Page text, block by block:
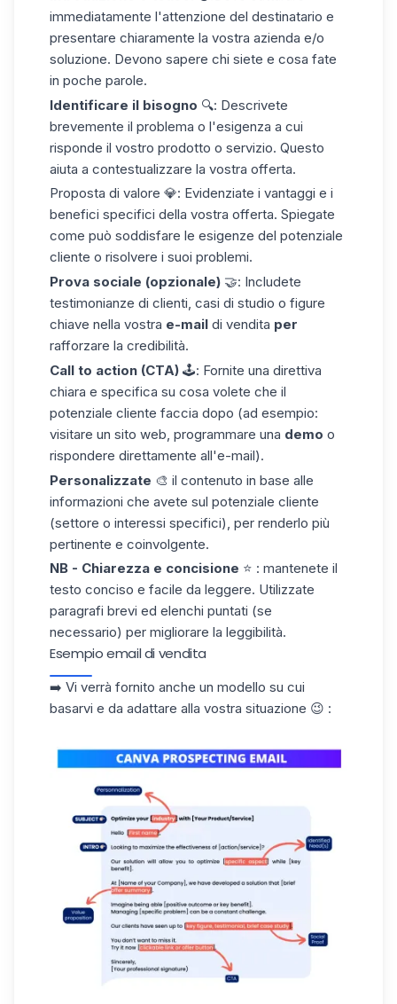
immediatamente l'attenzione del destinatario e
presentare chiaramente la vostra azienda e/o
soluzione. Devono sapere chi siete e cosa fate
in poche parole.
Identificare il bisogno 🔍: Descrivete
brevemente il problema o l'esigenza a cui
risponde il vostro prodotto o servizio. Questo
aiuta a contestualizzare la vostra offerta.
Proposta di valore 💎: Evidenziate i vantaggi e i
benefici specifici della vostra offerta. Spiegate
come può soddisfare le esigenze del potenziale
cliente o risolvere i suoi problemi.
Prova sociale (opzionale) 🤝: Includete
testimonianze di clienti, casi di studio o figure
chiave nella vostra e-mail di vendita per
rafforzare la credibilità.
Call to action (CTA) 🕹️: Fornite una direttiva
chiara e specifica su cosa volete che il
potenziale cliente faccia dopo (ad esempio:
visitare un sito web, programmare una demo o
rispondere direttamente all'e-mail).
Personalizzate 🎨 il contenuto in base alle
informazioni che avete sul potenziale cliente
(settore o interessi specifici), per renderlo più
pertinente e coinvolgente.
NB - Chiarezza e concisione ⭐️ : mantenete il
testo conciso e facile da leggere. Utilizzate
paragrafi brevi ed elenchi puntati (se
necessario) per migliorare la leggibilità.
Esempio email di vendita
➡️ Vi verrà fornito anche un modello su cui
basarvi e da adattare alla vostra situazione 😉 :